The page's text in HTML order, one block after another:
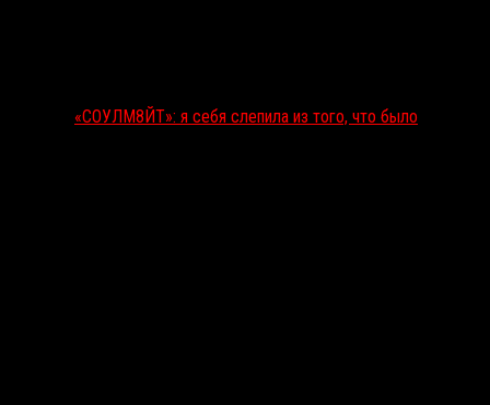
«СОУЛМ8ЙТ»: я себя слепила из того, что было